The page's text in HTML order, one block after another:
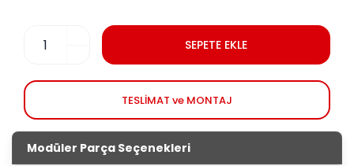
SEPETE EKLE
TESLİMAT ve MONTAJ
Modüler Parça Seçenekleri